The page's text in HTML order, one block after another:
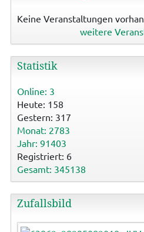
Keine Veranstaltungen
weitere
Statistik
Online: 3
Heute: 158
Gestern: 317
Monat: 2783
Jahr: 91403
Registriert: 6
Gesamt: 345138
Zufallsbild